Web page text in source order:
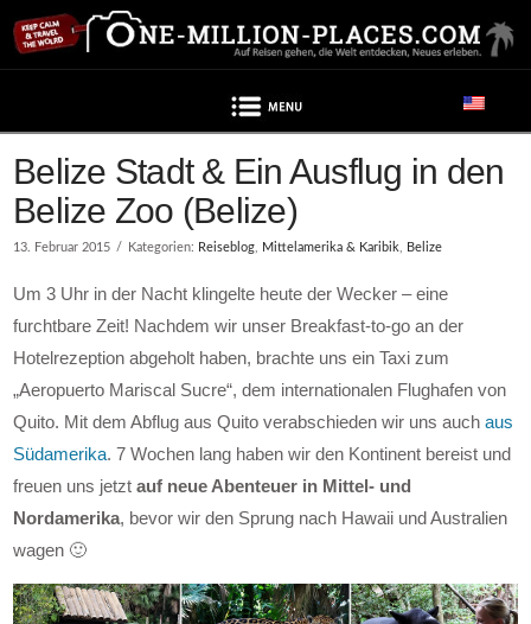
Belize Stadt & Ein Ausflug in den
Belize Zoo (Belize)
13. Februar 2015 Kategorien: Reiseblog, Mittelamerika & Karibik, Belize
Um 3 Uhr in der Nacht klingelte heute der Wecker – eine
furchtbare Zeit! Nachdem wir unser Breakfast-to-go an der
Hotelrezeption abgeholt haben, brachte uns ein Taxi zum
„Aeropuerto Mariscal Sucre“, dem internationalen Flughafen von
Quito. Mit dem Abflug aus Quito verabschieden wir uns auchaus
Südamerika. 7 Wochen lang haben wir den Kontinent bereist und
freuen uns jetztauf neue Abenteuer in Mittel- und
Nordamerika, bevor wir den Sprung nach Hawaii und Australien
wagen 🙂